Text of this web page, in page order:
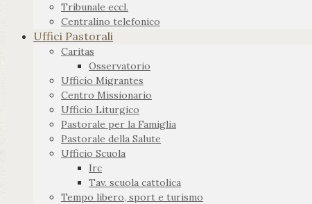
Tribunale eccl.
Centralino telefonico
Uffici Pastorali
Caritas
Osservatorio
Ufficio Migrantes
Centro Missionario
Ufficio Liturgico
Pastorale per la Famiglia
Pastorale della Salute
Ufficio Scuola
Irc
Tav. scuola cattolica
Tempo libero, sport e turismo